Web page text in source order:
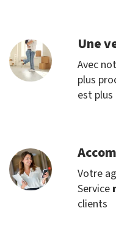
Une
Avec
plus
est
Votre
Service
clients